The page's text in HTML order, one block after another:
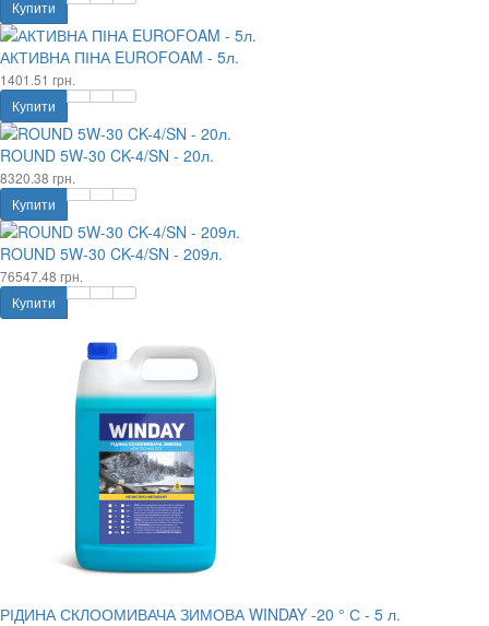
Купити
АКТИВНА ПІНА EUROFOAM - 5л.
1401.51 грн.
Купити
ROUND 5W-30 CK-4/SN - 20л.
8320.38 грн.
Купити
ROUND 5W-30 CK-4/SN - 209л.
76547.48 грн.
Купити
РІДИНА СКЛООМИВАЧА ЗИМОВА WINDAY -20 ° С - 5 л.